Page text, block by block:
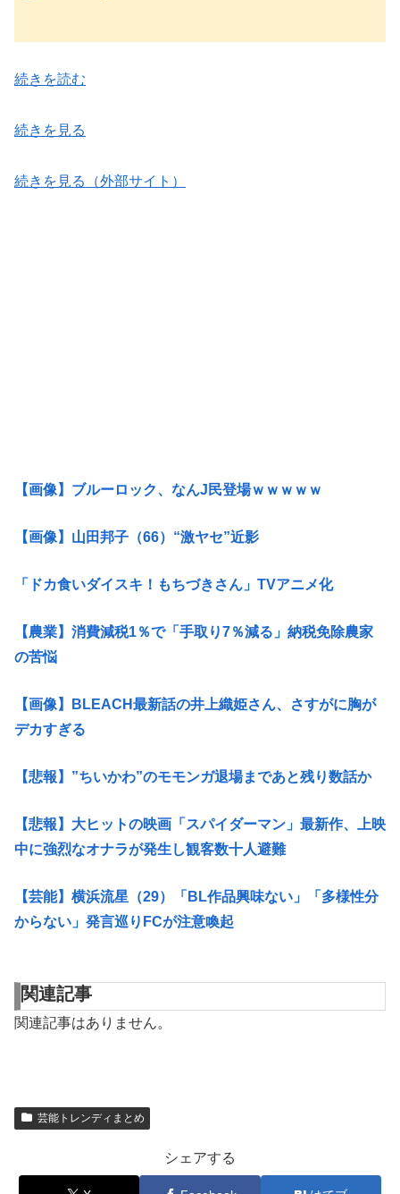
続きを読む
続きを見る
続きを見る（外部サイト）
【画像】ブルーロック、なんJ民登場ｗｗｗｗｗ
【画像】山田邦子（66）“激ヤセ”近影
「ドカ食いダイスキ！もちづきさん」TVアニメ化
【農業】消費減税1％で「手取り7％減る」納税免除農家
の苦悩
【画像】BLEACH最新話の井上織姫さん、さすがに胸が
デカすぎる
【悲報】”ちいかわ”のモモンガ退場まであと残り数話か
【悲報】大ヒットの映画「スパイダーマン」最新作、上映
中に強烈なオナラが発生し観客数十人避難
【芸能】横浜流星（29）「BL作品興味ない」「多様性分
からない」発言巡りFCが注意喚起
関連記事
関連記事はありません。
芸能トレンディまとめ
シェアする